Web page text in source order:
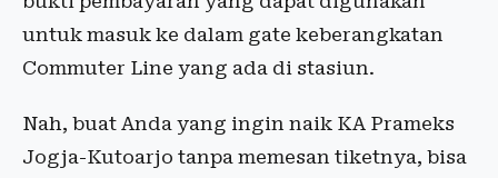
untuk masuk ke dalam gate keberangkatan
Commuter Line yang ada di stasiun.
Nah, buat Anda yang ingin naik KA Prameks
Jogja-Kutoarjo tanpa memesan tiketnya, bisa